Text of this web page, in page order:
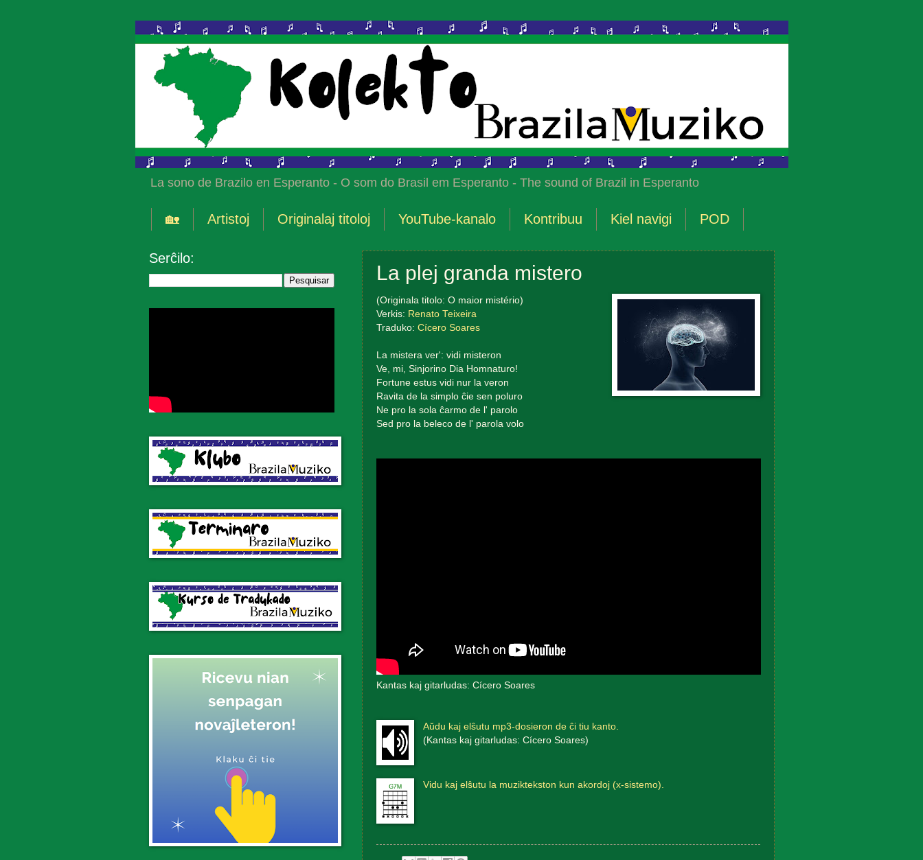
La sono de Brazilo en Esperanto - O som do Brasil em Esperanto - The sound of Brazil in Esperanto
🏡 Artistoj Originalaj titoloj YouTube-kanalo Kontribuu Kiel navigi POD
La plej granda mistero
(Originala titolo: O maior mistério)
Verkis: Renato Teixeira
Traduko: Cícero Soares
La mistera ver': vidi misteron
Ve, mi, Sinjorino Dia Homnaturo!
Fortune estus vidi nur la veron
Ravita de la simplo ĉie sen poluro
Ne pro la sola ĉarmo de l' parolo
Sed pro la beleco de l' parola volo
Kantas kaj gitarludas: Cícero Soares
Aŭdu kaj elŝutu mp3-dosieron de ĉi tiu kanto.
(Kantas kaj gitarludas: Cícero Soares)
Vidu kaj elŝutu la muziktekston kun akordoj (x-sistemo).
Serĉilo: